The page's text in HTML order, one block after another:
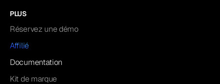
PLUS
Réservez une démo
Affilié
Documentation
Kit de marque